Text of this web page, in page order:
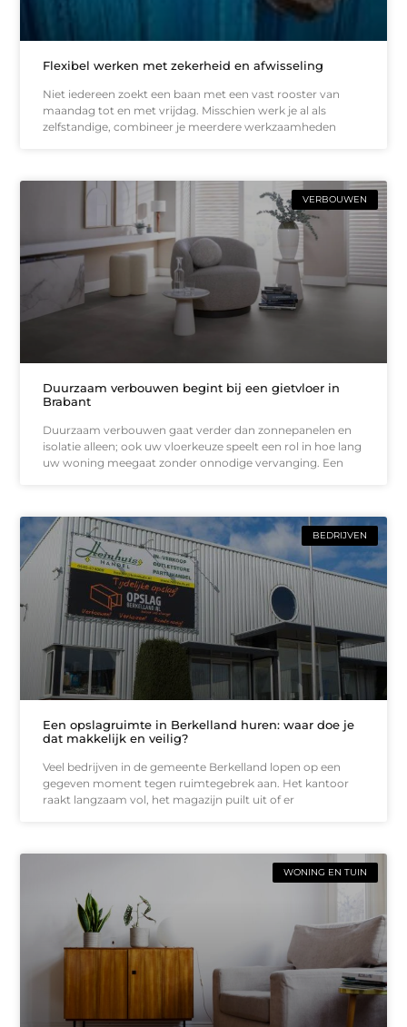
Flexibel werken met zekerheid en afwisseling
Niet iedereen zoekt een baan met een vast rooster van
maandag tot en met vrijdag. Misschien werk je al als
zelfstandige, combineer je meerdere werkzaamheden
VERBOUWEN
Duurzaam verbouwen begint bij een gietvloer in
Brabant
Duurzaam verbouwen gaat verder dan zonnepanelen en
isolatie alleen; ook uw vloerkeuze speelt een rol in hoe lang
uw woning meegaat zonder onnodige vervanging. Een
BEDRIJVEN
Een opslagruimte in Berkelland huren: waar doe je
dat makkelijk en veilig?
Veel bedrijven in de gemeente Berkelland lopen op een
gegeven moment tegen ruimtegebrek aan. Het kantoor
raakt langzaam vol, het magazijn puilt uit of er
WONING EN TUIN